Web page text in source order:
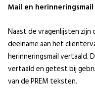
Mail en herinneringsmail
Naast de vragenlijsten
deelname aan het
herinneringsmail vertaald.
vertaald en getest bij
van de PREM teksten.